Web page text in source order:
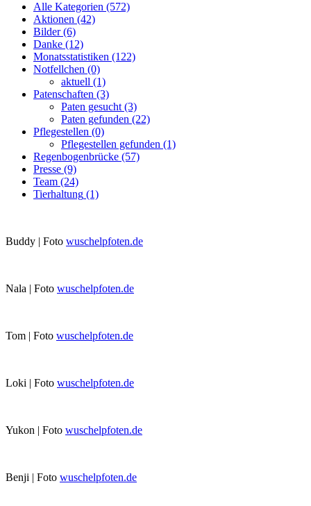
Alle Kategorien (572)
Aktionen (42)
Bilder (6)
Danke (12)
Monatsstatistiken (122)
Notfellchen (0)
aktuell (1)
Patenschaften (3)
Paten gesucht (3)
Paten gefunden (22)
Pflegestellen (0)
Pflegestellen gefunden (1)
Regenbogenbrücke (57)
Presse (9)
Team (24)
Tierhaltung (1)
Buddy | Foto wuschelpfoten.de
Nala | Foto wuschelpfoten.de
Tom | Foto wuschelpfoten.de
Loki | Foto wuschelpfoten.de
Yukon | Foto wuschelpfoten.de
Benji | Foto wuschelpfoten.de